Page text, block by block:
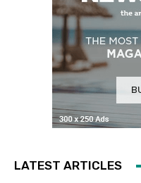
LATEST ARTICLES